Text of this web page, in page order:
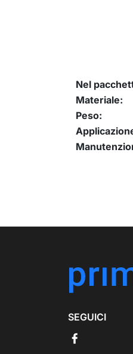
Nel
Materiale:
Peso:
SEGUICI